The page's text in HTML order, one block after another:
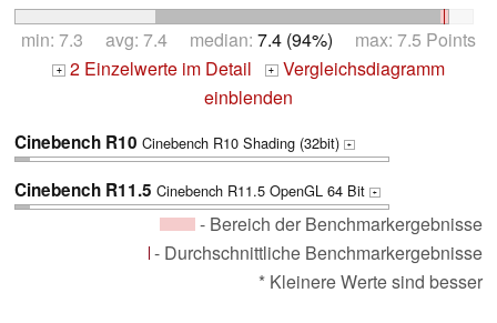
min: 7.3 avg: 7.4 median: 7.4 (94%) max: 7.5 Points
+ 2 Einzelwerte im Detail + Vergleichsdiagramm
einblenden
Cinebench R10 Cinebench R10 Shading (32bit) +
Cinebench R11.5 Cinebench R11.5 OpenGL 64 Bit +
- Bereich der Benchmarkergebnisse
- Durchschnittliche Benchmarkergebnisse
* Kleinere Werte sind besser